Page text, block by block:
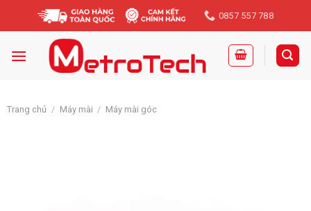
0857 557 788
Trang chủ / Máy mài / Máy mài góc